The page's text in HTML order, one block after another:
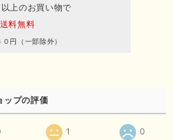
上のお買い物で
送料無料
円（一部除外）
ップの評価
1 0